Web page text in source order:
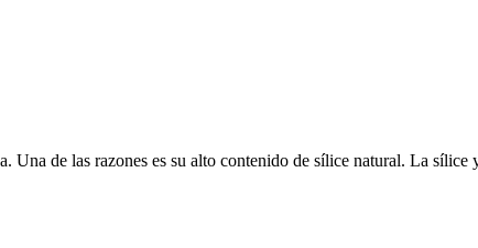
Una de las razones es su alto contenido de sílice natural. La